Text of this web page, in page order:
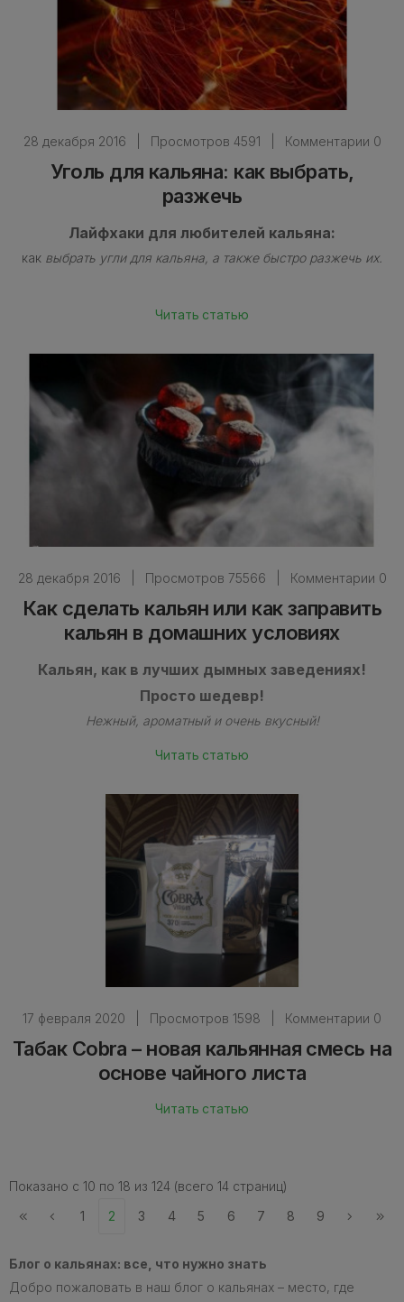
28 декабря 2016 Просмотров 4591 Комментарии 0
Уголь для кальяна: как выбрать,
разжечь
Лайфхаки для любителей кальяна:
как выбрать угли для кальяна, а также быстро разжечь их.
Читать статью
28 декабря 2016 Просмотров 75566 Комментарии 0
Как сделать кальян или как заправить
кальян в домашних условиях
Кальян, как в лучших дымных заведениях!
Просто шедевр!
Нежный, ароматный и очень вкусный!
Читать статью
17 февраля 2020 Просмотров 1598 Комментарии 0
Табак Cobra – новая кальянная смесь на
основе чайного листа
Читать статью
Показано с 10 по 18 из 124 (всего 14 страниц)
1
2 3 4 5 6 7 8 9
Блог о кальянах: все, что нужно знать
Добро пожаловать в наш блог о кальянах – место, где